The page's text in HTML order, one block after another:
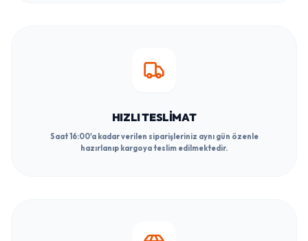
HIZLI TESLIMAT
Saat 16:00'a kadar verilen siparişleriniz aynı gün özenle
hazırlanıp kargoya teslim edilmektedir.